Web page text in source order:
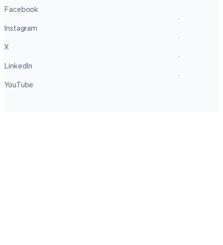
Facebook
Instagram
X
LinkedIn
YouTube